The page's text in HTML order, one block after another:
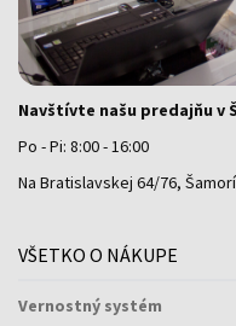
Navštívte našu predajňu v
Po - Pi: 8:00 - 16:00
Na Bratislavskej 64/76,
VŠETKO O NÁKUPE
Vernostný systém